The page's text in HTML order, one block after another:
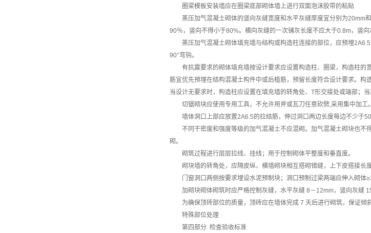
圈梁模板安装墙应在圈梁底部砌体墙上进行双面泡沫胶带的粘贴
蒸压加气混凝土砌体的竖向灰缝宽度和水平灰缝厚度宜分别为
90％，竖向不得小于80%。横向灰缝的一次铺灰长度不应大于0.8m，竖向
蒸压加气混凝土砌体填充墙与结构或构造柱连接的部位，应预埋
90°弯钩。
有抗震要求的砌体填充墙按设计要求应设置构造柱、圈梁，构造柱
筋宜优先预埋在结构混凝土构件中或后植筋，预留长度符合设计要求。
当设计无要求时，构造柱应设置在填充墙的转角处、T形交接处或端部；
切锯砌块应使用专用工具，不允许用斧或瓦刀任意砍劈,采用集中加工。
墙体洞口上部应放置2A6.5的拉结筋，伸过洞口两边长度每边不少于
不同干密度和强度等级的加气混凝土不应混砌。加气混凝土砌块也
砌。
砌筑过程进行层层拉线、挂线；用于控制砌体平整度和垂直度。
砌块墙的转角处，应隔皮纵、横墙砌块相互搭砌错缝，上下皮搭接
门窗洞口两侧按要求埋设水泥预制块；洞口预制过梁两端应伸入砌体
加砌块砌体砌筑时应严格控制灰缝，水平灰缝 8－12mm，竖向灰缝
为确保顶砖部位的质量，顶砖应在墙体完成 7 天后进行砌筑，保证
特殊部位处理
第四部分 检查验收标准